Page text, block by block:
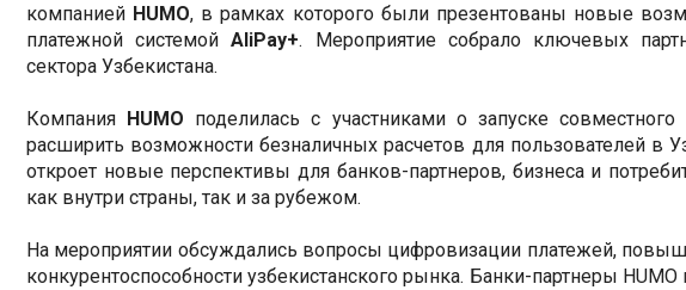
компанией HUMO, в рамках которого были презентованы новые
платежной системойAliPay+. Мероприятие собрало ключевых
сектора Узбекистана.
Компания HUMO поделилась с участниками о запуске
расширить возможности безналичных расчетов для пользователей в
откроет новые перспективы для банков-партнеров, бизнеса и
как внутри страны, так и за рубежом.
На мероприятии обсуждались вопросы цифровизации платежей,
конкурентоспособности узбекистанского рынка. Банки-партнеры